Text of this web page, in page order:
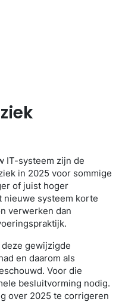
IT-systeem zijn de
in 2025 voor sommige
of juist hoger
nieuwe systeem korte
verwerken dan
gewijzigde
en daarom als
Voor die
besluitvorming nodig.
over 2025 te corrigeren